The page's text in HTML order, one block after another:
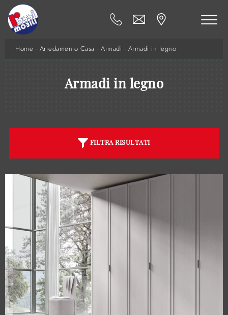
Home - Arredamento Casa - Armadi - Armadi in legno
Armadi in legno
FILTRA RISULTATI